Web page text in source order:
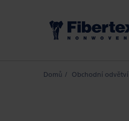
Domů Obchodní odvětví